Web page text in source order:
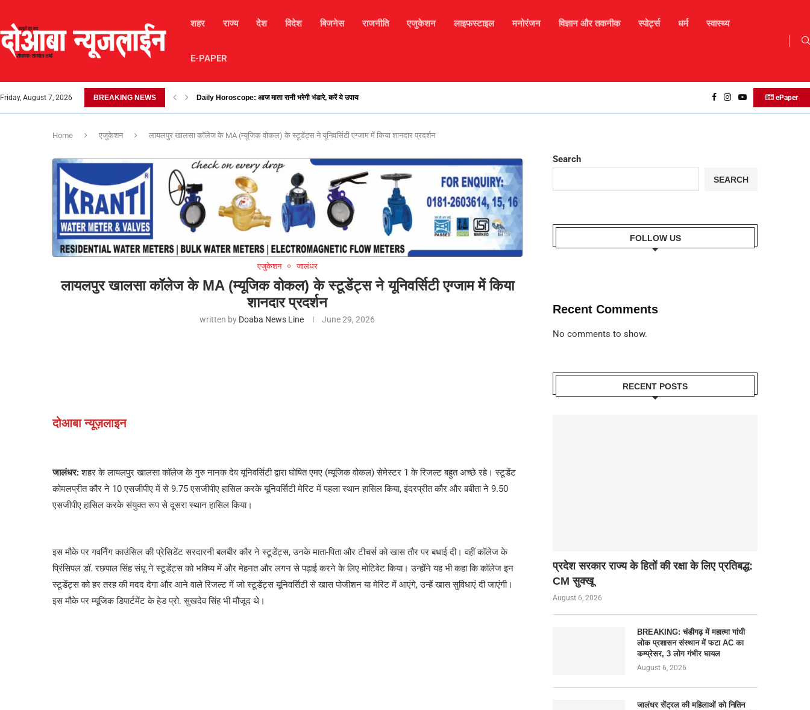
शहर राज्य देश विदेश बिजनेस राजनीति एजुकेशन लाइफस्टाइल मनोरंजन विज्ञान और तकनीक स्पोर्ट्स धर्म स्वास्थ्य
E-PAPER
Friday, August 7, 2026 BREAKING NEWS Daily Horoscope: आज माता रानी भरेगी भंडारे, करें ये उपाय लैंडस्लाइड के कारण चंबा-भरमौर मार्ग अवरुद्ध, हजारों टूरिस्ट फंसे,
ePaper
Home एजुकेशन लायलपुर खालसा कॉलेज के MA (म्यूजिक वोकल) के स्टूडेंट्स ने यूनिवर्सिटी एग्जाम में किया शानदार प्रदर्शन
एजुकेशन जालंधर
लायलपुर खालसा कॉलेज के MA (म्यूजिक वोकल) के स्टूडेंट्स ने यूनिवर्सिटी एग्जाम में किया
शानदार प्रदर्शन
written by Doaba News Line June 29, 2026
दोआबा न्यूज़लाइन
जालंधर:शहर के लायलपुर खालसा कॉलेज के गुरु नानक देव यूनिवर्सिटी द्वारा घोषित एमए (म्यूजिक वोकल) सेमेस्टर 1 के रिजल्ट बहुत अच्छे रहे। स्टूडेंट
कोमलप्रीत कौर ने 10 एसजीपीए में से 9.75 एसजीपीए हासिल करके यूनिवर्सिटी मेरिट में पहला स्थान हासिल किया, इंदरप्रीत कौर और बबीता ने 9.50
एसजीपीए हासिल करके संयुक्त रूप से दूसरा स्थान हासिल किया।
इस मौके पर गवर्निंग काउंसिल की प्रेसिडेंट सरदारनी बलबीर कौर ने स्टूडेंट्स, उनके माता-पिता और टीचर्स को खास तौर पर बधाई दी। वहीं कॉलेज के
प्रिंसिपल डॉ. रछपाल सिंह संधू ने स्टूडेंट्स को भविष्य में और मेहनत और लगन से पढ़ाई करने के लिए मोटिवेट किया। उन्होंने यह भी कहा कि कॉलेज इन
स्टूडेंट्स को हर तरह की मदद देगा और आने वाले रिजल्ट में जो स्टूडेंट्स यूनिवर्सिटी से खास पोजीशन या मेरिट में आएंगे, उन्हें खास सुविधाएं दी जाएंगी।
इस मौके पर म्यूजिक डिपार्टमेंट के हेड प्रो. सुखदेव सिंह भी मौजूद थे।
Search
SEARCH
FOLLOW US
Recent Comments
No comments to show.
RECENT POSTS
प्रदेश सरकार राज्य के हितों की रक्षा के लिए प्रतिबद्ध:
CM सुक्खू
August 6, 2026
BREAKING: चंडीगढ़ में महात्मा गांधी
लोक प्रशासन संस्थान में फटा AC का
कम्प्रेसर, 3 लोग गंभीर घायल
August 6, 2026
जालंधर सेंट्रल की महिलाओं को नितिन